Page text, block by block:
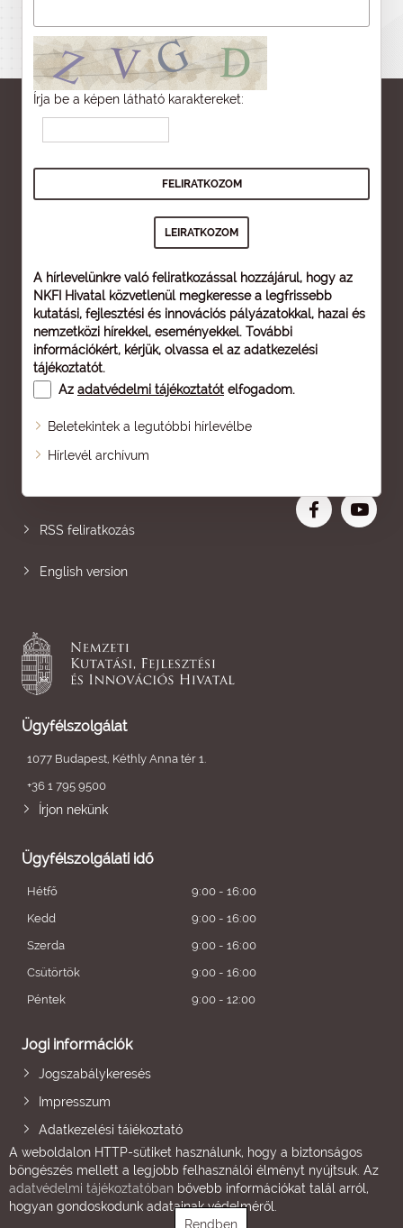
Írja be a képen látható karaktereket:
A hírlevelünkre való feliratkozással hozzájárul, hogy az
NKFI Hivatal közvetlenül megkeresse a legfrissebb
kutatási, fejlesztési és innovációs pályázatokkal, hazai és
nemzetközi hírekkel, eseményekkel. További
információkért, kérjük, olvassa el az adatkezelési
tájékoztatót.
Az adatvédelmi tájékoztatót elfogadom.
Beletekintek a legutóbbi hírlevélbe
Hírlevél archívum
Oldaltérkép
RSS feliratkozás
English version
Ügyfélszolgálat
1077 Budapest, Kéthly Anna tér 1.
+36 1 795 9500
Írjon nekünk
Ügyfélszolgálati idő
Hétfő
9:00 - 16:00
Kedd
9:00 - 16:00
Szerda
9:00 - 16:00
Csütörtök
9:00 - 16:00
Péntek
9:00 - 12:00
Jogi információk
Jogszabálykeresés
Impresszum
Adatkezelési tájékoztató
A weboldalon HTTP-sütiket használunk, hogy a biztonságos
böngészés mellett a legjobb felhasználói élményt nyújtsuk. Az
adatvédelmi tájékoztatóban bővebb információkat talál arról,
hogyan gondoskodunk adatainak védelméről.
Rendben